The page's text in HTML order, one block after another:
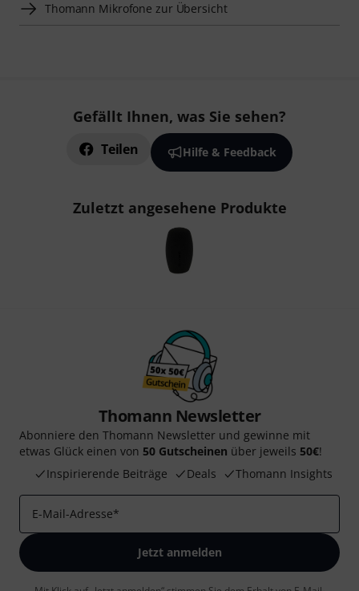
Thomann Mikrofone zur Übersicht
Gefällt Ihnen, was Sie sehen?
Teilen Hilfe & Feedback
Zuletzt angesehene Produkte
Thomann Newsletter
Abonniere den Thomann Newsletter und gewinne mit
etwas Glück einen von 50 Gutscheinen über jeweils 50€!
Inspirierende Beiträge
Deals Thomann Insights
E-Mail-Adresse*
Jetzt anmelden